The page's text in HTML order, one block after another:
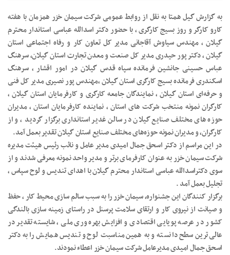
به گزارش گیل همتا به نقل از روابط عمومی شرکت سیمان خزر همزمان با هفته
کارو کارگر و روز بسیج کارگری ، با حضور دکتر اسدالله عباسی استاندار محترم
گیلان ، مهندس سیاوش آقاجانی مدیر کل تعاون کار و رفاه اجتماعی استان
گیلان ، دکتر پور حیدری مدیر کل صنعت و معدن تجارت استان گیلان، سرهنگ
عباس حسینی جانشین فرمانده سپاه قدس گیلان در امور اقشار ، سرهنگ
اسکندری فرمانده بسیج کارگری استان گیلان ،مهندس پور نصیری مدیر کل فنی
و حرفه‌ای استان گیلان ، نمایندگان جامعه کارگری و کارفرمایان استان گیلان ،
کارگران نمونه منتخب شرکت های استان ، نماینده کارفرمایان استان ، مدیران
حوزه های مختلف صنایع گیلان در سالن غدیر استانداری برگزار گردید ، و از
کارگران، و مدیران نمونه حوزه‌های مختلف صنایع استان گیلان تقدیر بعمل آمد.
در این مراسم از دکتر اسحق جمال امیدی مدیر عامل و نائب رئیس هیئت مدیره
شرکت سیمان خزر به عنوان کارفرمای برتر و مدیر واحد نمونه معرفی شدند و از
سوی دکتراسدالله عباسی استاندار محترم گیلان با اهدای تندیس و لوح سپاس ،
تجلیل بعمل آمد .
برگزار کنندگان این جشنواره، سیمان خزر را به سبب سالم سازی محیط کار ، حفظ
و صیانت از نیروی کار و ارتقای سلامت پرسنل در راستای زمینه سازی بالندگی
کشور در عرصه پویایی اقتصادی و افزایش بهره وری ملی ، شایسته تقدیر در
عالی‌ترین سطح دانسته و به همین مناسبت لوح و تندیس همایش را به دکتر
اسحق جمال امیدی مدیرعامل شرکت سیمان خزر اعطاء نمودند.